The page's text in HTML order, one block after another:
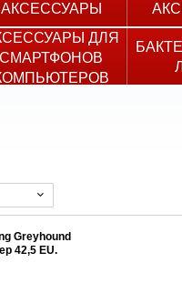
АКСЕССУАРЫ
ДЛЯ
СМАРТФОНОВ
Greyhound
42,5 EU.